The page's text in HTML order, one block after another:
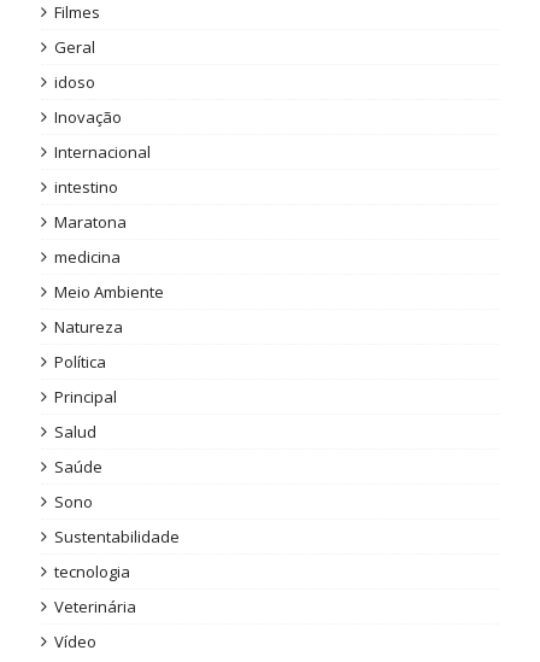
Filmes
Geral
idoso
Inovação
Internacional
intestino
Maratona
medicina
Meio Ambiente
Natureza
Política
Principal
Salud
Saúde
Sono
Sustentabilidade
tecnologia
Veterinária
Vídeo